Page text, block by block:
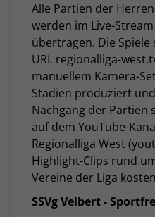
Alle Partien der
werden im Live-Stream
übertragen. Die
URL regionalliga-
manuellem Kamera-
Stadien produziert
Nachgang der Partien
auf dem YouTube-
Regionalliga West
Highlight-Clips rund
Vereine der Liga
SSVg Velbert -